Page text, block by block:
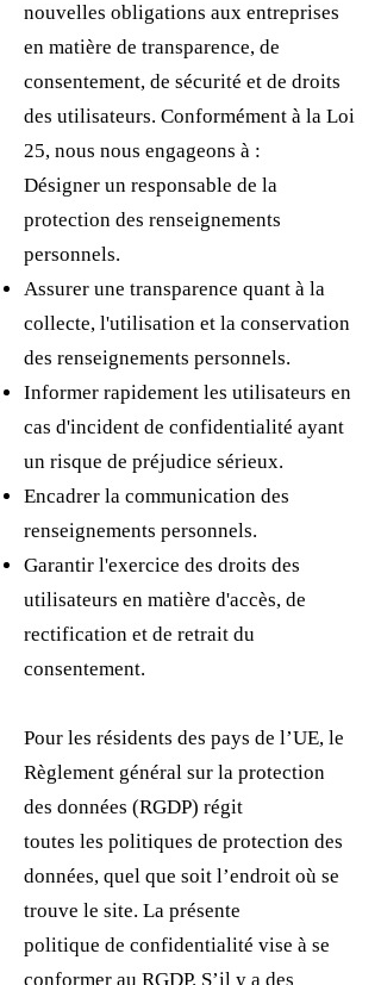
nouvelles obligations aux entreprises
en matière de transparence, de
consentement, de sécurité et de droits
des utilisateurs. Conformément à la Loi
25, nous nous engageons à :
Désigner un responsable de la
protection des renseignements
personnels.
Assurer une transparence quant à la
collecte, l'utilisation et la conservation
des renseignements personnels.
Informer rapidement les utilisateurs en
cas d'incident de confidentialité ayant
un risque de préjudice sérieux.
Encadrer la communication des
renseignements personnels.
Garantir l'exercice des droits des
utilisateurs en matière d'accès, de
rectification et de retrait du
consentement.
Pour les résidents des pays de l’UE, le
Règlement général sur la protection
des données (RGDP) régit
toutes les politiques de protection des
données, quel que soit l’endroit où se
trouve le site. La présente
politique de confidentialité vise à se
conformer au RGDP. S’il y a des